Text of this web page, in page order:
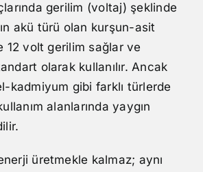
gerilim (voltaj) şeklinde
akü türü olan kurşun-asit
12 volt gerilim sağlar ve
olarak kullanılır. Ancak
kadmiyum gibi farklı türlerde
alanlarında yaygın
üretmekle kalmaz; aynı